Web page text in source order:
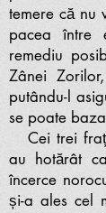
temere că nu
pacea între
remediu
Zânei
putându-l
se poate
Cei trei
au hotărât
încerce
și-a ales cel